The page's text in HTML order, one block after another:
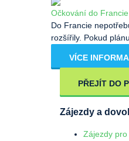
Očkování do Francie
Do Francie
rozšířily. Pokud
VÍCE
PŘEJÍT DO
Zájezdy a
Zájezdy